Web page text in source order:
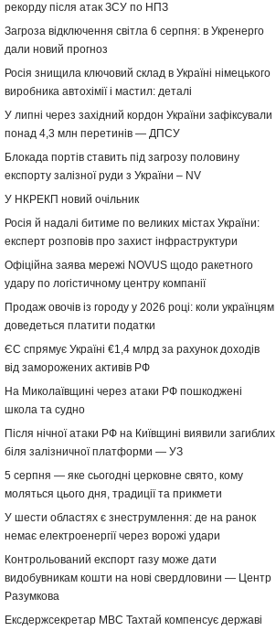
рекорду після атак ЗСУ по НПЗ
Загроза відключення світла 6 серпня: в Укренерго
дали новий прогноз
Росія знищила ключовий склад в Україні німецького
виробника автохімії і мастил: деталі
У липні через західний кордон України зафіксували
понад 4,3 млн перетинів — ДПСУ
Блокада портів ставить під загрозу половину
експорту залізної руди з України – NV
У НКРЕКП новий очільник
Росія й надалі битиме по великих містах України:
експерт розповів про захист інфраструктури
Офіційна заява мережі NOVUS щодо ракетного
удару по логістичному центру компанії
Продаж овочів із городу у 2026 році: коли українцям
доведеться платити податки
ЄС спрямує Україні €1,4 млрд за рахунок доходів
від заморожених активів РФ
На Миколаївщині через атаки РФ пошкоджені
школа та судно
Після нічної атаки РФ на Київщині виявили загиблих
біля залізничної платформи — УЗ
5 серпня — яке сьогодні церковне свято, кому
моляться цього дня, традиції та прикмети
У шести областях є знеструмлення: де на ранок
немає електроенергії через ворожі удари
Контрольований експорт газу може дати
видобувникам кошти на нові свердловини — Центр
Разумкова
Ексдержсекретар МВС Тахтай компенсує державі